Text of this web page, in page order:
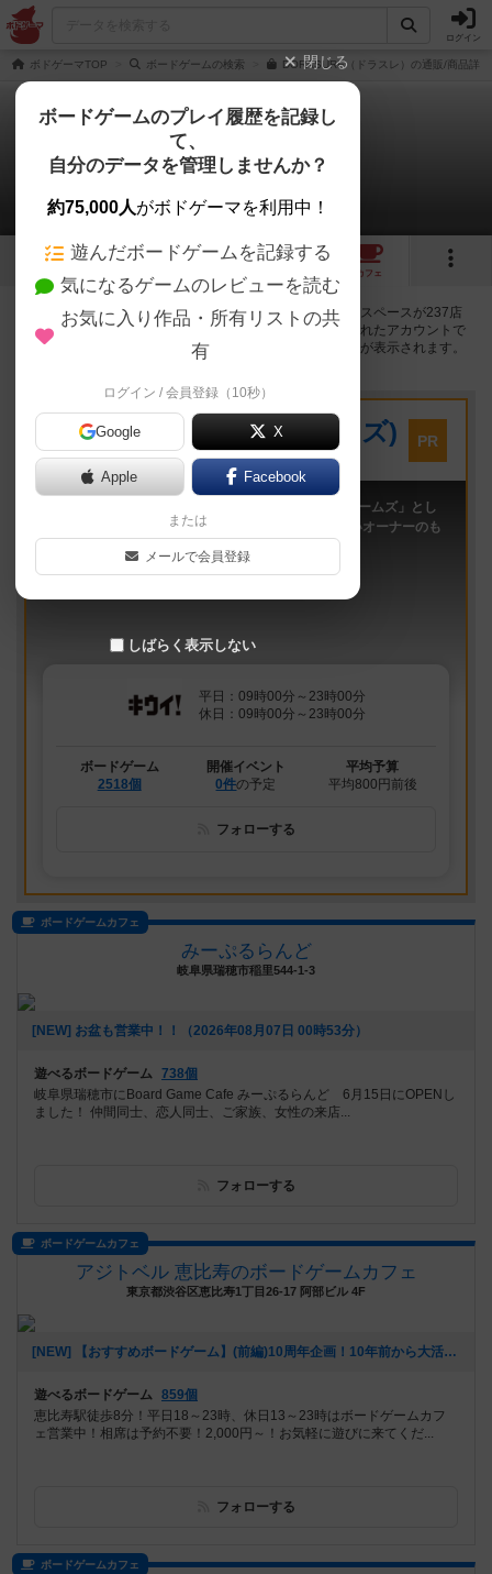
ログイン
ボドゲーマTOP ボードゲームの検索 DORASURE（ドラスレ）の通販/商品詳細
ドラスレ
237店のカフェ/スペースが提供中
13 5 52
カフェ
ドラスレで遊ぶことができるボードゲームカフェ・プレイスペースが237店
登録されています。公開プロフィールの都道府県が設定されたアカウントで
ログインすると、同じ都道府県内の店舗に絞り込むボタンが表示されます。
プレイスペース
キウイ！(旧:キウイゲームズ)
大阪府大阪市中央区森ノ宮中央2-8-2 永田中央ビル2階
PR
「キウイ！」は、2011年9月大阪日本橋で「キウイゲームズ」とし
てスタートしたボードゲームカフェです。 今は新しいオーナーのも
平日：09時00分～23時00分
休日：09時00分～23時00分
ボードゲーム
2518個
開催イベント
0件の予定
平均予算
平均800円前後
フォローする
ボードゲームカフェ
みーぷるらんど
岐阜県瑞穂市稲里544-1-3
[NEW] お盆も営業中！！（2026年08月07日 00時53分）
遊べるボードゲーム 738個
岐阜県瑞穂市にBoard Game Cafe みーぷるらんど 6月15日にOPENし
ました！ 仲間同士、恋人同士、ご家族、女性の来店...
フォローする
ボードゲームカフェ
アジトベル 恵比寿のボードゲームカフェ
東京都渋谷区恵比寿1丁目26-17 阿部ビル 4F
[NEW] 【おすすめボードゲーム】(前編)10周年企画！10年前から大活躍のボードゲーム【#163】をあげました（2026年08月06日 00時03分）
遊べるボードゲーム 859個
恵比寿駅徒歩8分！平日18～23時、休日13～23時はボードゲームカフ
ェ営業中！相席は予約不要！2,000円～！お気軽に遊びに来てくだ...
フォローする
ボードゲームカフェ
閉じる
ボードゲームのプレイ履歴を記録し
て、
自分のデータを管理しませんか？
約75,000人がボドゲーマを利用中！
遊んだボードゲームを記録する
気になるゲームのレビューを読む
お気に入り作品・所有リストの共
有
ログイン / 会員登録（10秒）
Google X
Apple Facebook
または
メールで会員登録
しばらく表示しない